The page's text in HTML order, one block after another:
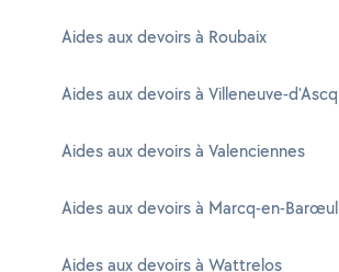
Aides aux devoirs à Roubaix
Aides aux devoirs à Villeneuve-d'Ascq
Aides aux devoirs à Valenciennes
Aides aux devoirs à Marcq-en-Barœul
Aides aux devoirs à Wattrelos